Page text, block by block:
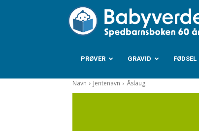
PRØVER GRAVID FØDSEL
Navn Jentenavn Åslaug